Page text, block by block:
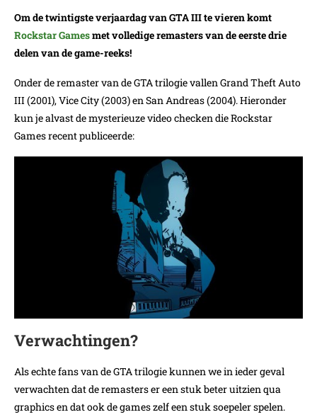
Om de twintigste verjaardag van GTA III te vieren komt
Rockstar Gamesmet volledige remasters van de eerste drie
delen van de game-reeks!
Onder de remaster van de GTA trilogie vallen Grand Theft Auto
III (2001), Vice City (2003) en San Andreas (2004). Hieronder
kun je alvast de mysterieuze video checken die Rockstar
Games recent publiceerde:
Verwachtingen?
Als echte fans van de GTA trilogie kunnen we in ieder geval
verwachten dat de remasters er een stuk beter uitzien qua
graphics en dat ook de games zelf een stuk soepeler spelen.